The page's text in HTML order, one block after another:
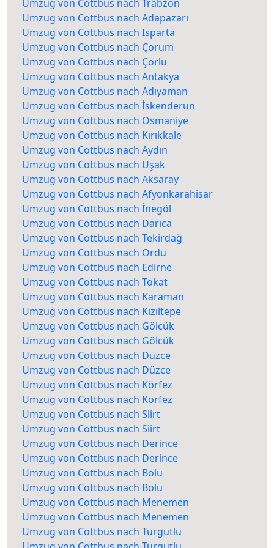
Umzug von Cottbus nach Trabzon
Umzug von Cottbus nach Adapazarı
Umzug von Cottbus nach Isparta
Umzug von Cottbus nach Çorum
Umzug von Cottbus nach Çorlu
Umzug von Cottbus nach Antakya
Umzug von Cottbus nach Adıyaman
Umzug von Cottbus nach İskenderun
Umzug von Cottbus nach Osmaniye
Umzug von Cottbus nach Kırıkkale
Umzug von Cottbus nach Aydın
Umzug von Cottbus nach Uşak
Umzug von Cottbus nach Aksaray
Umzug von Cottbus nach Afyonkarahisar
Umzug von Cottbus nach İnegöl
Umzug von Cottbus nach Darıca
Umzug von Cottbus nach Tekirdağ
Umzug von Cottbus nach Ordu
Umzug von Cottbus nach Edirne
Umzug von Cottbus nach Tokat
Umzug von Cottbus nach Karaman
Umzug von Cottbus nach Kızıltepe
Umzug von Cottbus nach Gölcük
Umzug von Cottbus nach Gölcük
Umzug von Cottbus nach Düzce
Umzug von Cottbus nach Düzce
Umzug von Cottbus nach Körfez
Umzug von Cottbus nach Körfez
Umzug von Cottbus nach Siirt
Umzug von Cottbus nach Siirt
Umzug von Cottbus nach Derince
Umzug von Cottbus nach Derince
Umzug von Cottbus nach Bolu
Umzug von Cottbus nach Bolu
Umzug von Cottbus nach Menemen
Umzug von Cottbus nach Menemen
Umzug von Cottbus nach Turgutlu